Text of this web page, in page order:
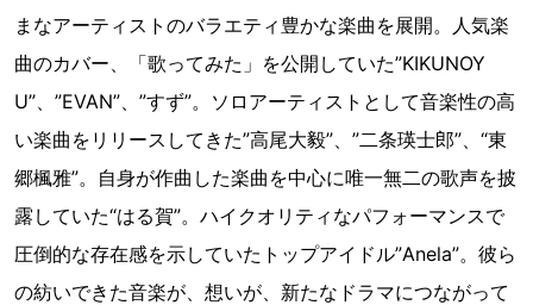
まなアーティストのバラエティ豊かな楽曲を展開。人気楽
曲のカバー、「歌ってみた」を公開していた”KIKUNOY
U”、”EVAN”、”すず”。ソロアーティストとして音楽性の高
い楽曲をリリースしてきた”高尾大毅”、”二条瑛士郎”、“東
郷楓雅”。自身が作曲した楽曲を中心に唯一無二の歌声を披
露していた“はる賀”。ハイクオリティなパフォーマンスで
圧倒的な存在感を示していたトップアイドル”Anela”。彼ら
の紡いできた音楽が、想いが、新たなドラマにつながって